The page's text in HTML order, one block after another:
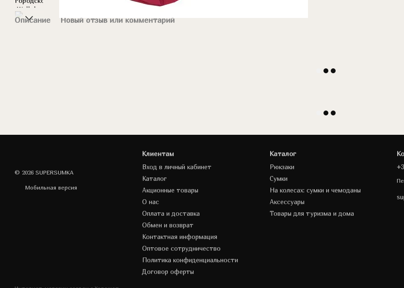
Описание Новый отзыв или комментарий
© 2026 SUPERSUMKA
Мобильная версия
Клиентам
Вход в личный кабинет
Каталог
Акционные товары
О нас
Оплата и доставка
Обмен и возврат
Контактная информация
Оптовое сотрудничество
Политика конфиденциальности
Договор оферты
Каталог
Рюкзаки
Сумки
На колесах: сумки и чемоданы
Аксессуары
Товары для туризма и дома